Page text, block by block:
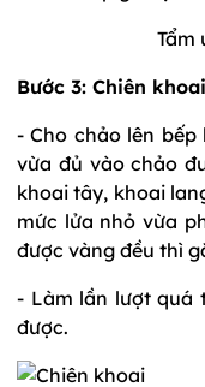
Tẩm
Bước 3: Chiên khoai
- Cho chảo lên
vừa đủ vào chảo
khoai tây, khoai
mức lửa nhỏ vừa
được vàng đều thì
- Làm lần lượt quá
được.